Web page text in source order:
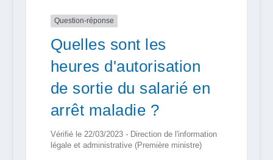
Question-réponse
Quelles sont les
heures d'autorisation
de sortie du salarié en
arrêt maladie ?
Vérifié le 22/03/2023 - Direction de l'information
légale et administrative (Première ministre)